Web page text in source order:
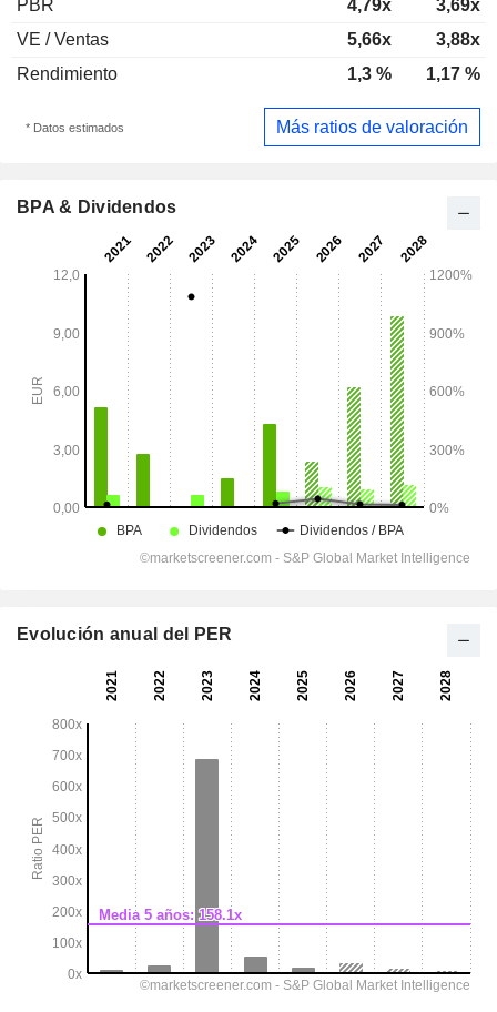
PBR 4,79x
3,69x
VE / Ventas
5,66x
3,88x
Rendimiento
1,3 % 1,17 %
* Datos estimados Más ratios de valoración
BPA & Dividendos
Evolución anual del PER